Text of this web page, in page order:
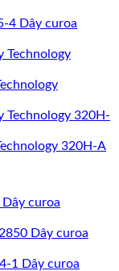
Dây curoa
320H-A
Dây curoa
Dây curoa
Dây curoa